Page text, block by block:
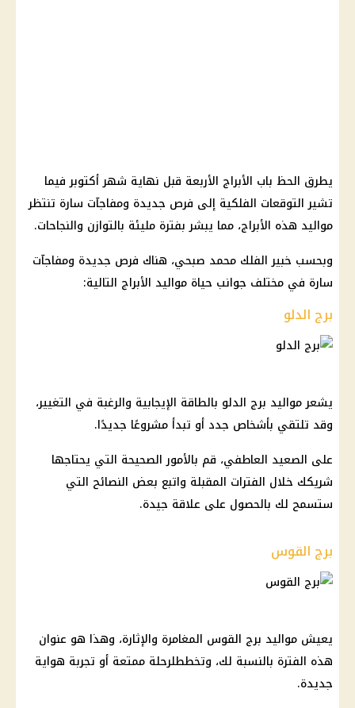
يطرق الحظ باب الأبراج الأربعة قبل نهاية شهر أكتوبر فيما
تشير التوقعات الفلكية إلى فرص جديدة ومفاجآت سارة تنتظر
مواليد هذه الأبراج، مما يبشر بفترة مليئة بالتوازن والنجاحات.
وبحسب خبير الفلك محمد صبحي، هناك فرص جديدة ومفاجآت
سارة في مختلف جوانب حياة مواليد الأبراج التالية:
برج الدلو
يشعر مواليد برج الدلو بالطاقة الإيجابية والرغبة في التغيير،
وقد تلتقي بأشخاص جدد أو تبدأ مشروعًا جديدًا.
على الصعيد العاطفي، قم بالأمور الصحيحة التي يحتاجها
شريكك خلال الفترات المقبلة واتبع بعض النصائح التي
ستسمح لك بالحصول على علاقة جيدة.
برج القوس
يعيش مواليد برج القوس المغامرة والإثارة، وهذا هو عنوان
هذه الفترة بالنسبة لك، وتخططلرحلة ممتعة أو تجربة هواية
جديدة.